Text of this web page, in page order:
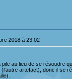
2018 à 23:02
au lieu de se résoudre
artefact), donc il se